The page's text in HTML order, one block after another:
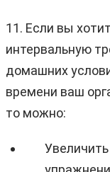
11. Если вы
интервальную
домашних
времени ваш
то можно: